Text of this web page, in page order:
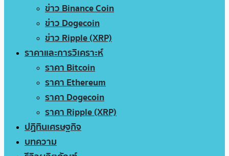
ข่าว Binance Coin
ข่าว Dogecoin
ข่าว Ripple (XRP)
ราคาและการวิเคราะห์
ราคา Bitcoin
ราคา Ethereum
ราคา Dogecoin
ราคา Ripple (XRP)
ปฏิทินเศรษฐกิจ
บทความ